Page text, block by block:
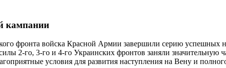
кампании
фронта войска Красной Армии завершили серию успешных
2-го, 3-го и 4-го Украинских фронтов заняли значительную
условия для развития наступления на Вену и